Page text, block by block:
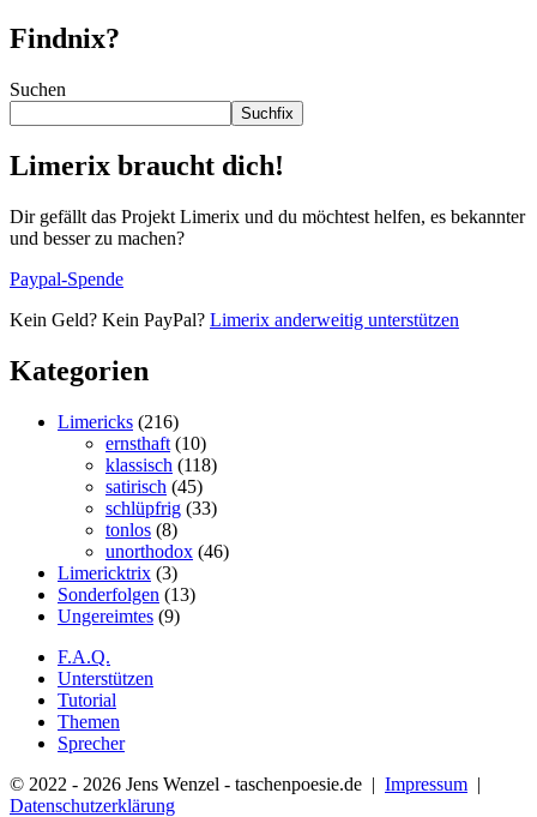
Findnix?
Suchen
Suchfix
Limerix braucht dich!
Dir gefällt das Projekt Limerix und du möchtest helfen, es bekannter
und besser zu machen?
Paypal-Spende
Kein Geld? Kein PayPal? Limerix anderweitig unterstützen
Kategorien
Limericks (216)
ernsthaft (10)
klassisch (118)
satirisch (45)
schlüpfrig (33)
tonlos (8)
unorthodox (46)
Limericktrix (3)
Sonderfolgen (13)
Ungereimtes (9)
F.A.Q.
Unterstützen
Tutorial
Themen
Sprecher
© 2022 - 2026 Jens Wenzel - taschenpoesie.de | Impressum |
Datenschutzerklärung